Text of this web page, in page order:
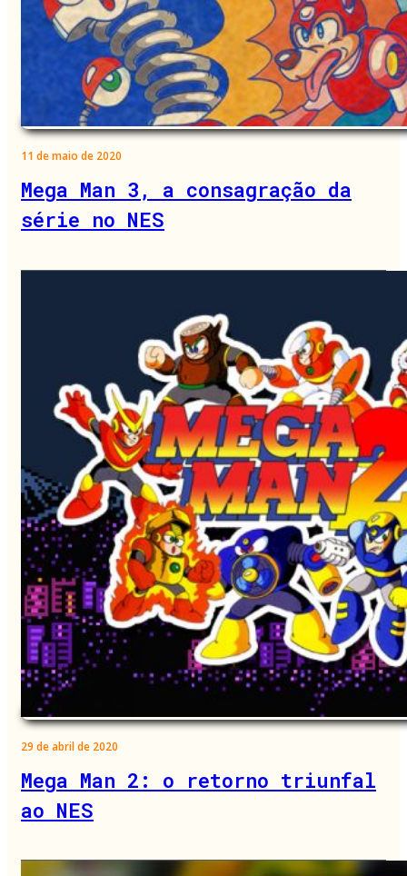
11 de maio de 2020
Mega Man 3, a consagração da
série no NES
29 de abril de 2020
Mega Man 2: o retorno triunfal
ao NES